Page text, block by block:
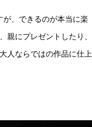
が、できるのが本当に楽
親にプレゼントしたり、
人ならではの作品に仕上